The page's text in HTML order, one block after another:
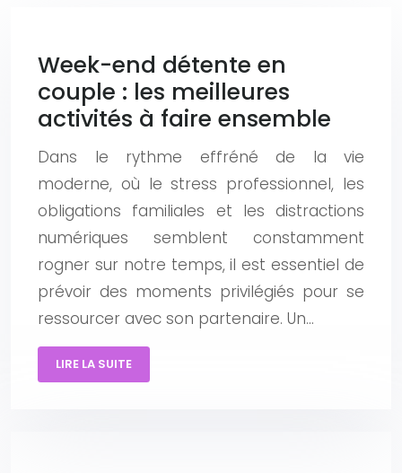
Week-end détente en
couple : les meilleures
activités à faire ensemble
Dans le rythme effréné de la vie
moderne, où le stress professionnel, les
obligations familiales et les distractions
numériques semblent constamment
rogner sur notre temps, il est essentiel de
prévoir des moments privilégiés pour se
ressourcer avec son partenaire. Un…
LIRE LA SUITE